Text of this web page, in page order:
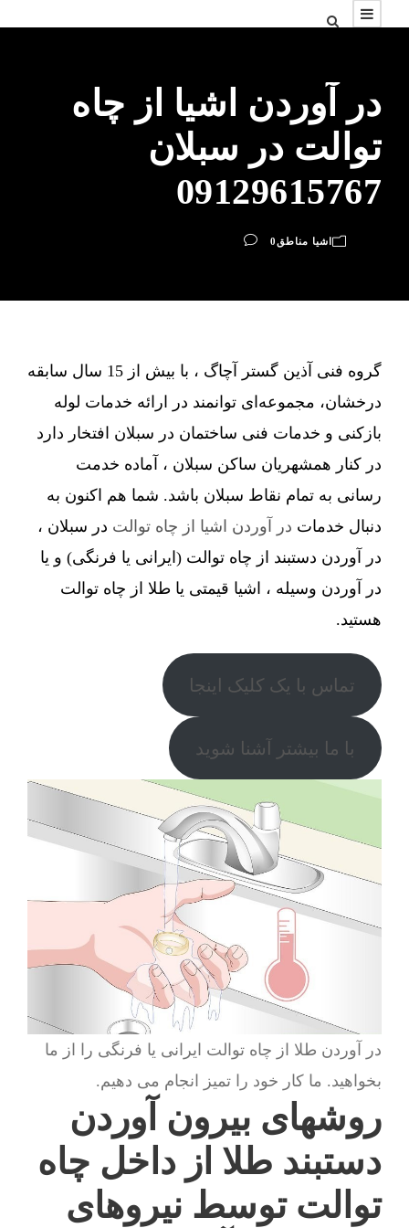
در آوردن اشیا از چاه
توالت در سبلان
09129615767
اشیا مناطق 0
گروه فنی آذین گستر آچاگ ، با بیش از 15 سال سابقه
درخشان، مجموعه‌ای توانمند در ارائه خدمات لوله
بازکنی و خدمات فنی ساختمان در سبلان افتخار دارد
در کنار همشهریان ساکن سبلان ، آماده خدمت
رسانی به تمام نقاط سبلان باشد. شما هم اکنون به
دنبال خدمات در آوردن اشیا از چاه توالت در سبلان ،
در آوردن دستبند از چاه توالت (ایرانی یا فرنگی) و یا
در آوردن وسیله ، اشیا قیمتی یا طلا از چاه توالت
هستید.
تماس با یک کلیک اینجا
با ما بیشتر آشنا شوید
در آوردن طلا از چاه توالت ایرانی یا فرنگی را از ما
بخواهید. ما کار خود را تمیز انجام می دهیم.
روشهای بیرون آوردن
دستبند طلا از داخل چاه
توالت توسط نیروهای